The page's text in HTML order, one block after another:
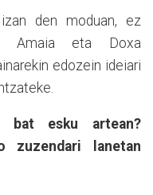
den moduan, ez
Amaia eta Doxa
edozein ideiari
bat esku artean?
zuzendari lanetan